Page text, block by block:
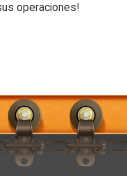
operaciones!